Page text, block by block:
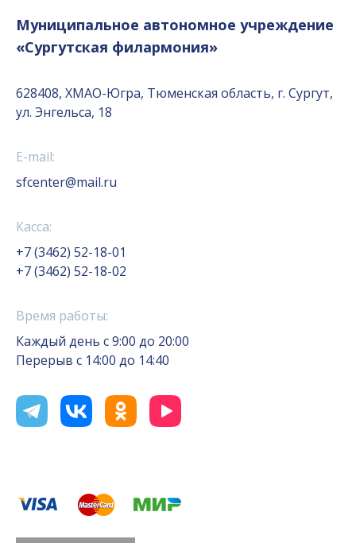
Муниципальное автономное учреждение
«Сургутская филармония»
628408, ХМАО-Югра, Тюменская область, г. Сургут,
ул. Энгельса, 18
E-mail:
sfcenter@mail.ru
Касса:
+7 (3462) 52-18-01
+7 (3462) 52-18-02
Время работы:
Каждый день с 9:00 до 20:00
Перерыв с 14:00 до 14:40